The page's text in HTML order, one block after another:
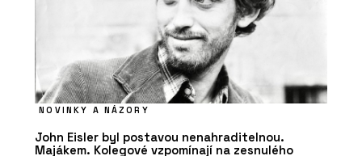
NOVINKY A NÁZORY
John Eisler byl postavou nenahraditelnou.
Majákem. Kolegové vzpomínají na zesnulého